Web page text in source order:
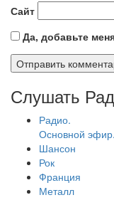
Сайт
Да, добавьте
Слушать
Радио.
Основной эфир.
Шансон
Рок
Франция
Металл